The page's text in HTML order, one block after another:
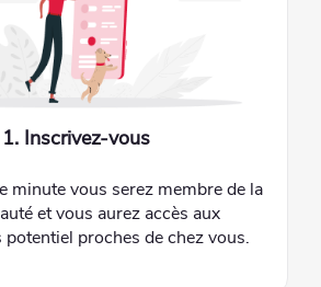
1. Inscrivez-vous
minute vous serez membre de la
et vous aurez accès aux
proches de chez vous.